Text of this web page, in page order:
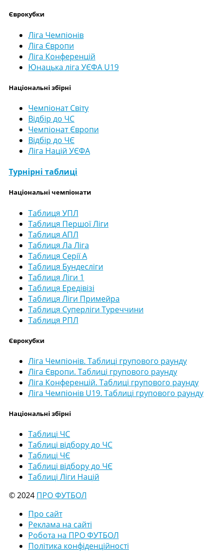
Єврокубки
Ліга Чемпіонів
Ліга Європи
Ліга Конференцій
Юнацька ліга УЄФА U19
Національні збірні
Чемпіонат Світу
Відбір до ЧС
Чемпіонат Європи
Відбір до ЧЄ
Ліга Націй УЄФА
Турнірні таблиці
Національні чемпіонати
Таблиця УПЛ
Таблиця Першої Ліги
Таблиця АПЛ
Таблиця Ла Ліга
Таблиця Серії А
Таблиця Бундесліги
Таблиця Ліги 1
Таблиця Ередівізі
Таблиця Ліги Примейра
Таблиця Суперліги Туреччини
Таблиця РПЛ
Єврокубки
Ліга Чемпіонів. Таблиці групового раунду
Ліга Європи. Таблиці групового раунду
Ліга Конференцій. Таблиці групового раунду
Ліга Чемпіонів U19. Таблиці групового раунду
Національні збірні
Таблиці ЧС
Таблиці відбору до ЧС
Таблиці ЧЄ
Таблиці відбору до ЧЄ
Таблиці Ліги Націй
© 2024 ПРО ФУТБОЛ
Про сайт
Реклама на сайті
Робота на ПРО ФУТБОЛ
Політика конфіденційності